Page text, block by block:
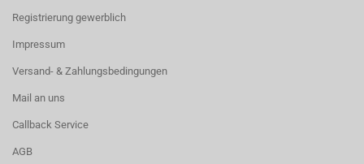
Registrierung gewerblich
Impressum
Versand- & Zahlungsbedingungen
Mail an uns
Callback Service
AGB